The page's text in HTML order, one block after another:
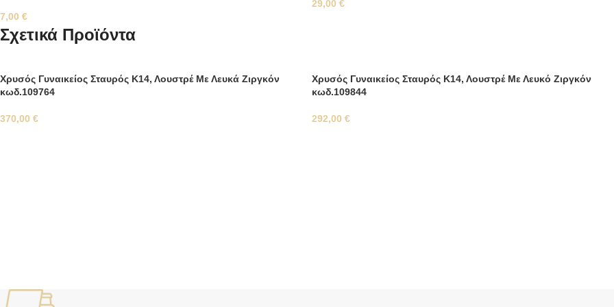
7,00 €
29,00 €
Σχετικά Προϊόντα
Xρυσός Γυναικείος Σταυρός Κ14, Λουστρέ Με Λευκά Ζιργκόν
κωδ.109764
370,00 €
Xρυσός Γυναικείος Σταυρός Κ14, Λουστρέ Με Λευκό Ζιργκόν
κωδ.109844
292,00 €